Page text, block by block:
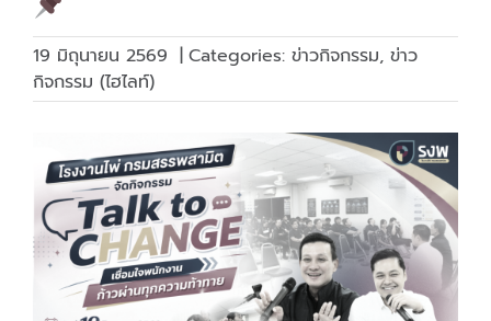
19 มิถุนายน 2569 | Categories: ข่าวกิจกรรม, ข่าว
กิจกรรม (ไฮไลท์)